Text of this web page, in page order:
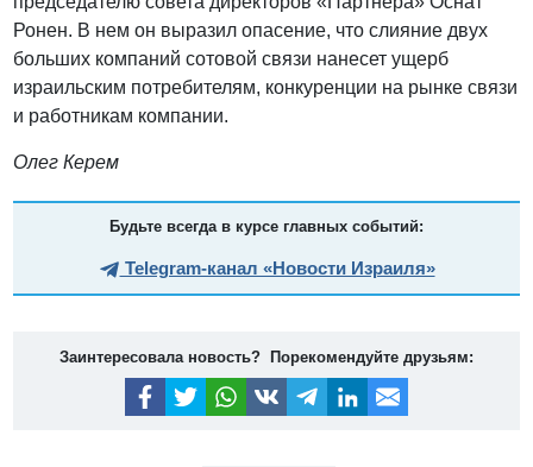
Ронен. В нем он выразил опасение, что слияние двух
больших компаний сотовой связи нанесет ущерб
израильским потребителям, конкуренции на рынке связи
и работникам компании.
Олег Керем
Будьте всегда в курсе главных событий:
Telegram-канал «Новости Израиля»
Заинтересовала новость? Порекомендуйте друзьям: